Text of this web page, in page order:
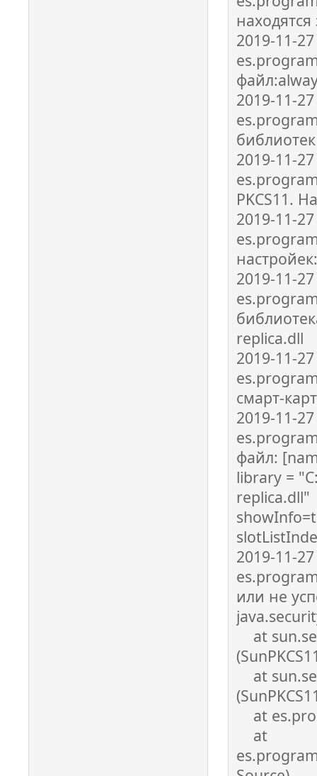
2019-11-
2019-11-
2019-11-
PKCS11.
2019-11-
2019-11-
replica.dll
2019-11-
смарт-
2019-11-
файл:
library =
replica.dll"
2019-11-
или не
at
at
at
at